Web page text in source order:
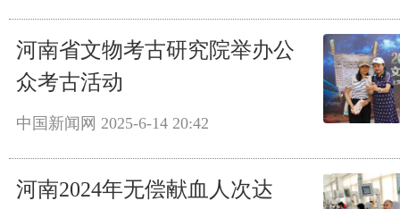
河南省文物考古研究院举办公
众考古活动
中国新闻网 2025-6-14 20:42
河南2024年无偿献血人次达